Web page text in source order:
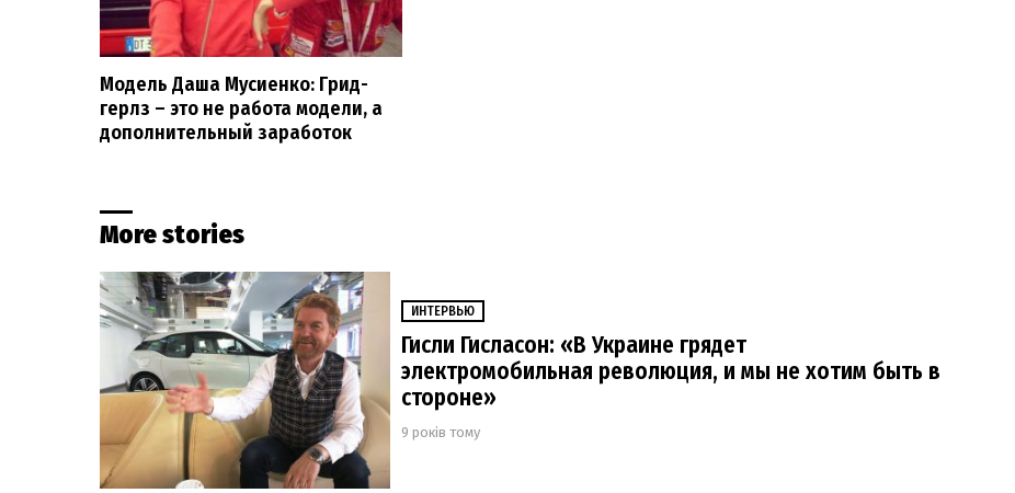
Модель Даша Мусиенко: Грид-
герлз – это не работа модели, а
дополнительный заработок
More stories
ИНТЕРВЬЮ
Гисли Гисласон: «В Украине грядет
электромобильная революция, и мы не хотим быть в
стороне»
9 років тому